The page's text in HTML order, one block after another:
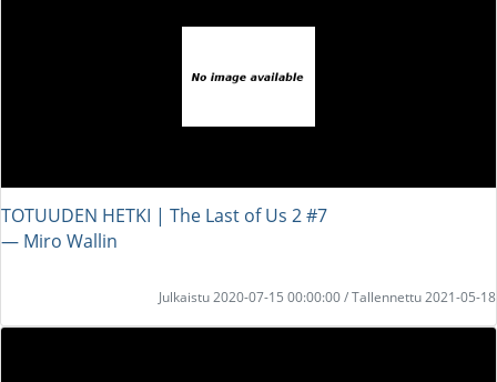
TOTUUDEN HETKI | The Last of Us 2 #7
― Miro Wallin
Julkaistu 2020-07-15 00:00:00 / Tallennettu 2021-05-18